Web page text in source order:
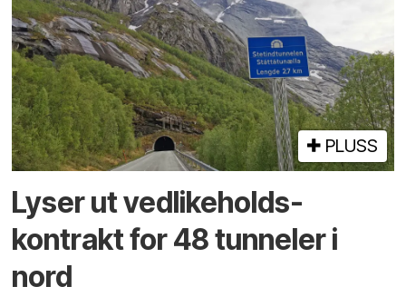
PLUSS
Lyser ut vedlikeholds­
kontrakt for 48 tunneler i
nord